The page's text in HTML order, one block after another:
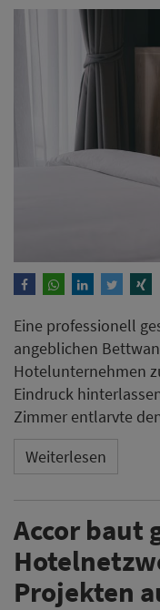
Eine professionell
angeblichen
Hotelunternehmen
Eindruck
Zimmer entlarvte
Weiterlesen
Accor baut
Projekten